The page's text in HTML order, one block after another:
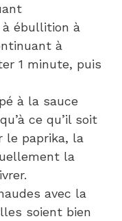
ébullition à
à
1 minute, puis
à la sauce
ce qu’il soit
le paprika, la
la
avec la
soient bien